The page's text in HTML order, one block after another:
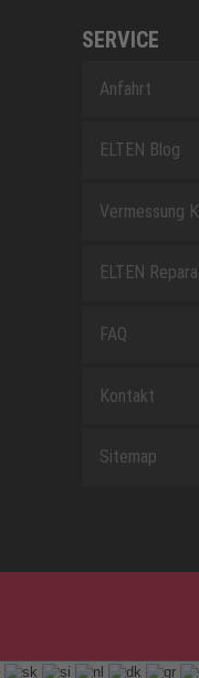
SERVICE
Anfahrt
ELTEN Blog
Vermessung
ELTEN
FAQ
Kontakt
Sitemap